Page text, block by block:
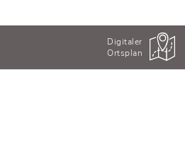
Digitaler
Ortsplan